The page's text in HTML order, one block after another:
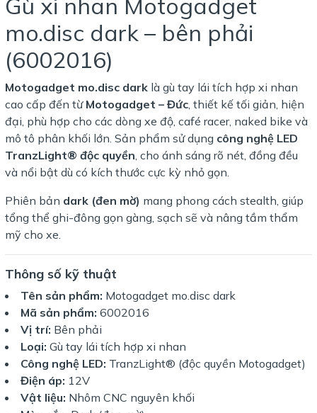
mo.disc dark – bên phải
(6002016)
Motogadget mo.disc dark là gù tay lái tích hợp xi nhan
cao cấp đến từ Motogadget – Đức , thiết kế tối giản, hiện
đại, phù hợp cho các dòng xe độ, café racer, naked bike và
mô tô phân khối lớn. Sản phẩm sử dụng công nghệ LED
TranzLight® độc quyền , cho ánh sáng rõ nét, đồng đều
và nổi bật dù có kích thước cực kỳ nhỏ gọn.
Phiên bản dark (đen mờ) mang phong cách stealth, giúp
tổng thể ghi-đông gọn gàng, sạch sẽ và nâng tầm thẩm
mỹ cho xe.
Thông số kỹ thuật
Tên sản phẩm: Motogadget mo.disc dark
Mã sản phẩm: 6002016
Vị trí: Bên phải
Loại: Gù tay lái tích hợp xi nhan
Công nghệ LED: TranzLight® (độc quyền Motogadget)
Điện áp: 12V
Vật liệu: Nhôm CNC nguyên khối